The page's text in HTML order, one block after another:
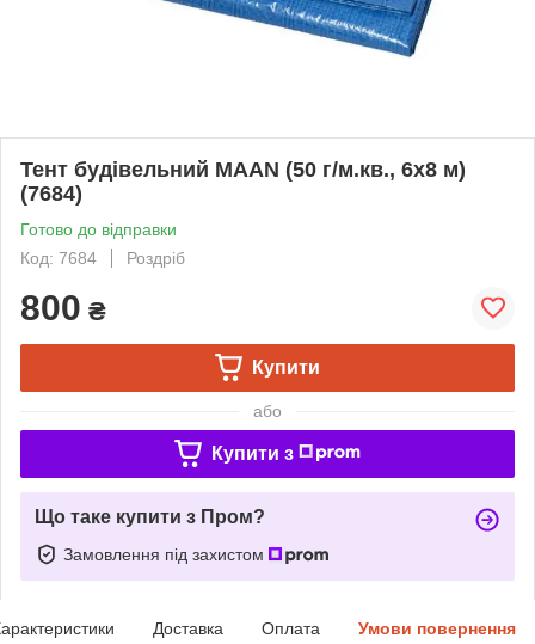
Тент будівельний MAAN (50 г/м.кв., 6х8 м)
(7684)
Готово до відправки
Код: 7684
Роздріб
800 ₴
Купити
або
Купити з
Що таке купити з Пром?
Замовлення під захистом
Доставка Оплата Умови повернення